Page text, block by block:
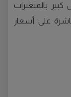
بالمتغيرات
على أسعار